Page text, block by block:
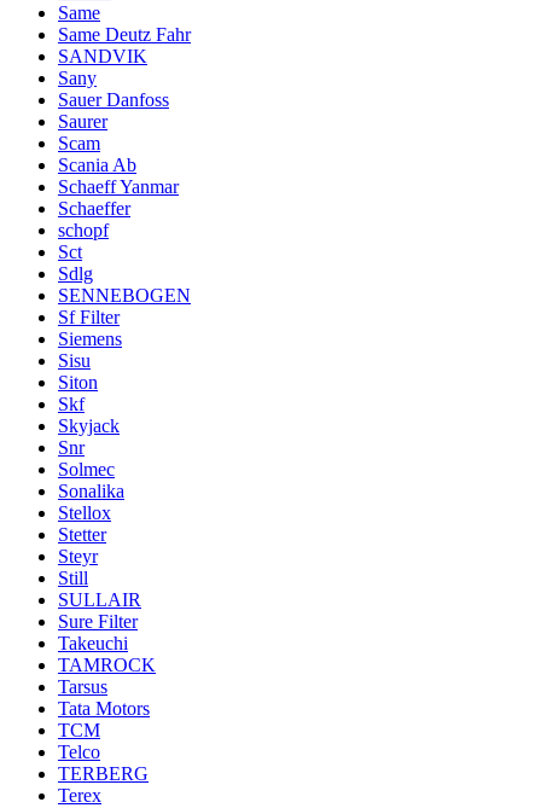
Same
Same Deutz Fahr
SANDVIK
Sany
Sauer Danfoss
Saurer
Scam
Scania Ab
Schaeff Yanmar
Schaeffer
schopf
Sct
Sdlg
SENNEBOGEN
Sf Filter
Siemens
Sisu
Siton
Skf
Skyjack
Snr
Solmec
Sonalika
Stellox
Stetter
Steyr
Still
SULLAIR
Sure Filter
Takeuchi
TAMROCK
Tarsus
Tata Motors
TCM
Telco
TERBERG
Terex